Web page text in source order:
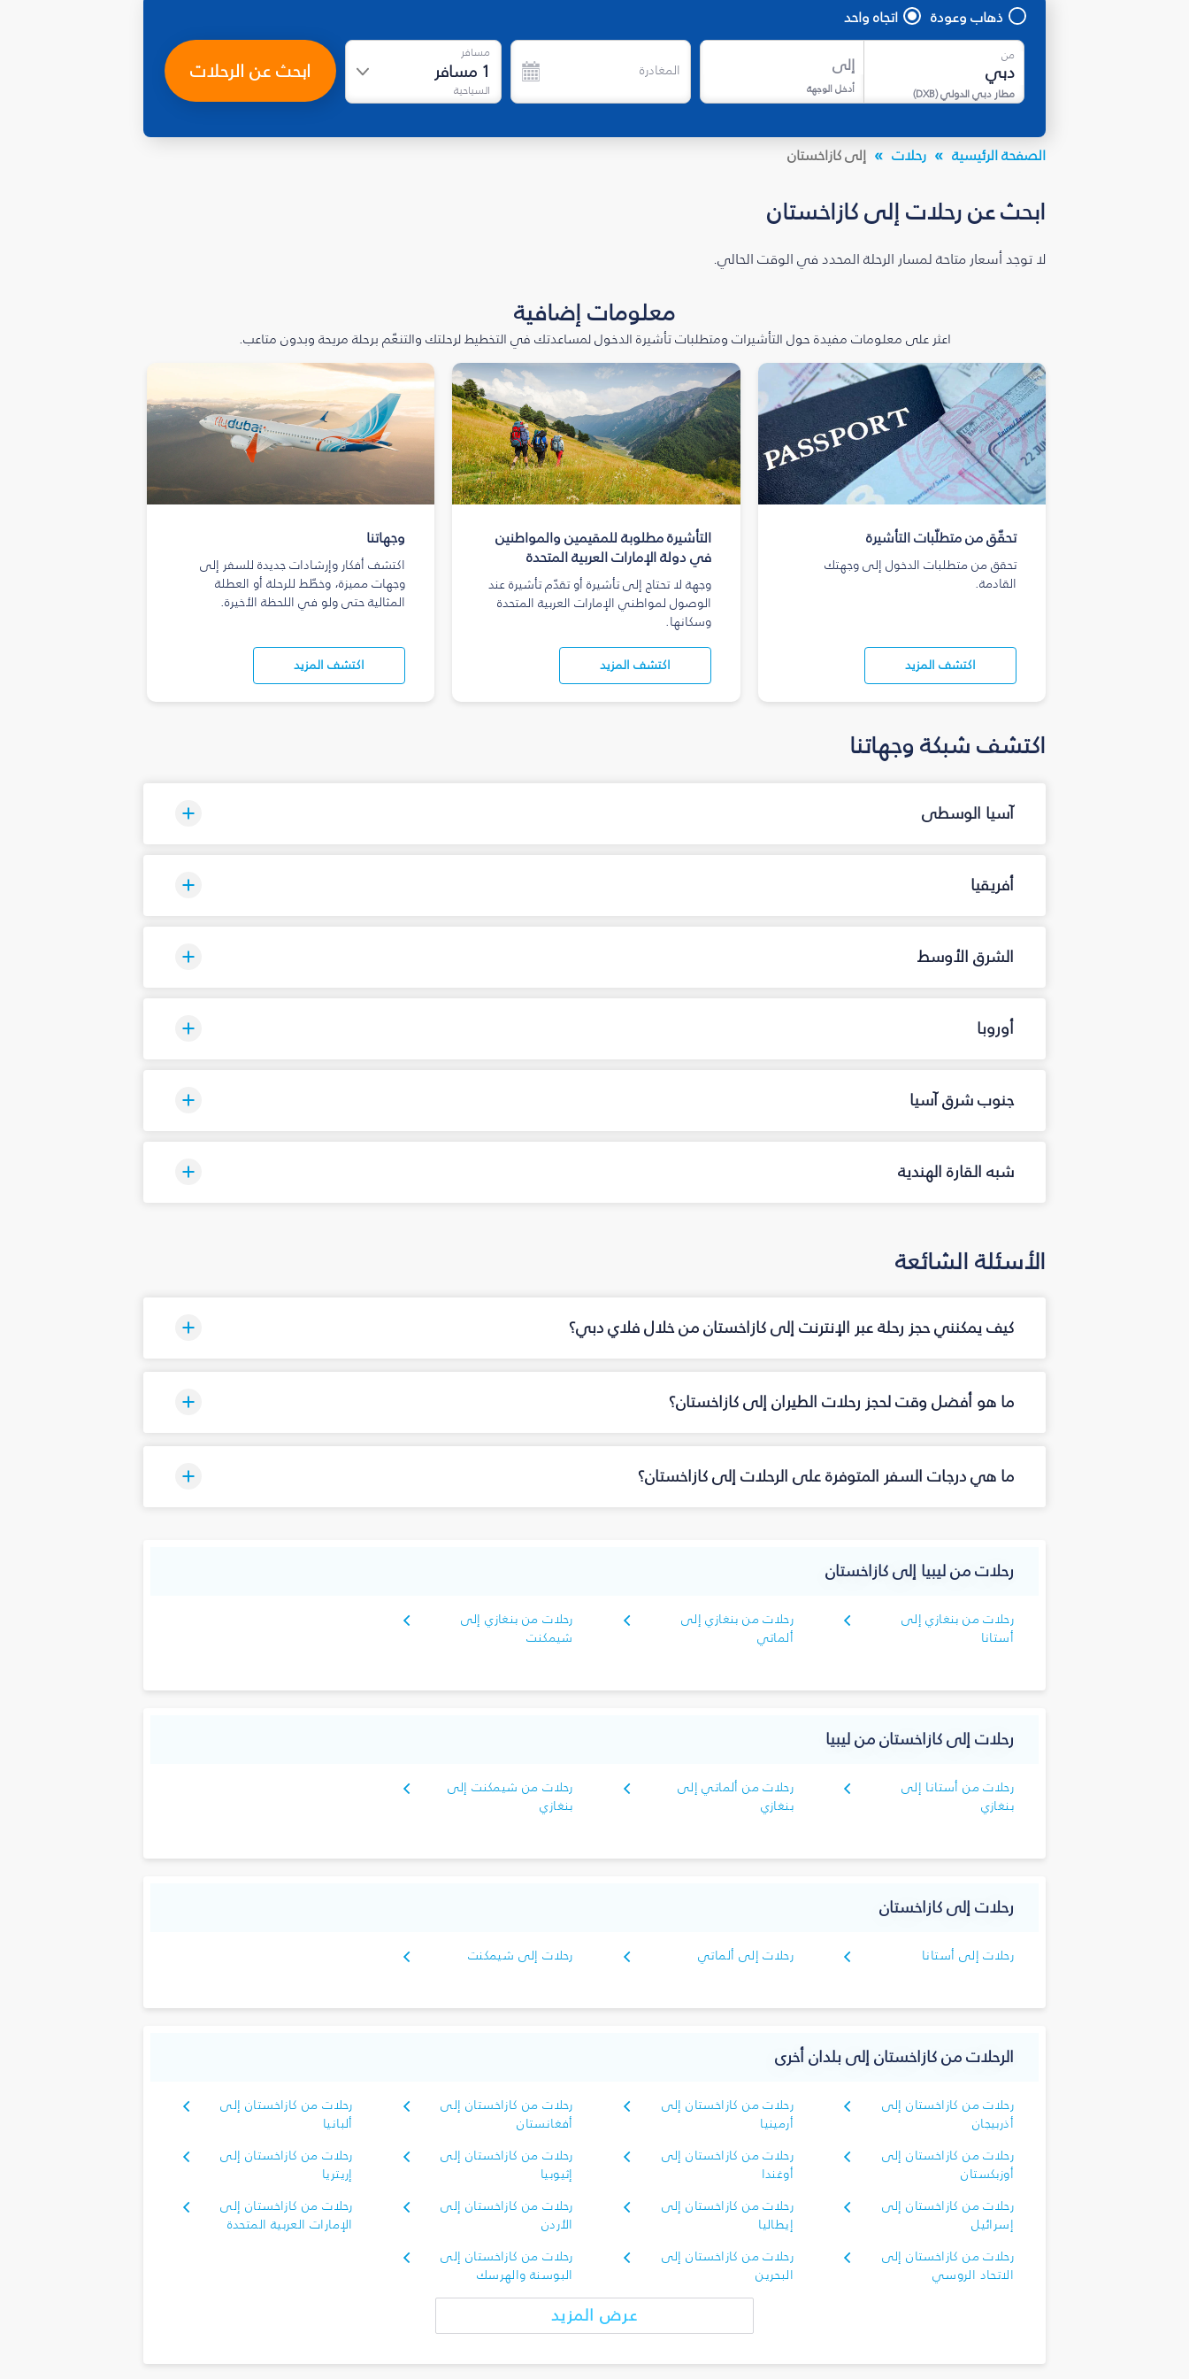
ذهاب وعودة اتجاه واحد
من
مطار دبي الدولي(
DXB
)
إلى
أدخل الوجهة
المغادرة
مسافر
1 مسافر
السياحية
ابحث عن الرحلات
الصفحة الرئيسية رحلات إلى كازاخستان
ابحث عن رحلات إلى كازاخستان
لا توجد أسعار متاحة لمسار الرحلة المحدد في الوقت الحالي.
معلومات إضافية
اعثر على معلومات مفيدة حول التأشيرات ومتطلبات تأشيرة الدخول لمساعدتك في التخطيط لرحلتك والتنعّم برحلة مريحة وبدون متاعب.
تحقّق من متطلّبات التأشيرة
تحقق من متطلبات الدخول إلى وجهتك
القادمة.
اكتشف المزيد
التأشيرة مطلوبة للمقيمين والمواطنين
في دولة الإمارات العربية المتحدة
وجهة لا تحتاج إلى تأشيرة أو تقدّم تأشيرة عند
الوصول لمواطني الإمارات العربية المتحدة
وسكانها.
اكتشف المزيد
وجهاتنا
اكتشف أفكار وإرشادات جديدة للسفر إلى
وجهات مميزة، وخطّط للرحلة أو العطلة
المثالية حتى ولو في اللحظة الأخيرة.
اكتشف المزيد
اكتشف شبكة وجهاتنا
آسيا الوسطى
أفريقيا
الشرق الأوسط
أوروبا
جنوب شرق آسيا
شبه القارة الهندية
الأسئلة الشائعة
كيف يمكنني حجز رحلة عبر الإنترنت إلى كازاخستان من خلال فلاي دبي؟
ما هو أفضل وقت لحجز رحلات الطيران إلى كازاخستان؟
ما هي درجات السفر المتوفرة على الرحلات إلى كازاخستان؟
رحلات من ليبيا إلى كازاخستان
رحلات من بنغازي إلى
أستانا
رحلات من بنغازي إلى
ألماتي
رحلات من بنغازي إلى
شيمكنت
رحلات إلى كازاخستان من ليبيا
رحلات من أستانا إلى
بنغازي
رحلات من ألماتي إلى
بنغازي
رحلات من شيمكنت إلى
بنغازي
رحلات إلى كازاخستان
رحلات إلى أستانا رحلات إلى ألماتي رحلات إلى شيمكنت
الرحلات من كازاخستان إلى بلدان أخرى
رحلات من كازاخستان إلى
أذربيجان
رحلات من كازاخستان إلى
أرمينيا
رحلات من كازاخستان إلى
أفغانستان
رحلات من كازاخستان إلى
ألبانيا
رحلات من كازاخستان إلى
أوزبكستان
رحلات من كازاخستان إلى
أوغندا
رحلات من كازاخستان إلى
إثيوبيا
رحلات من كازاخستان إلى
إريتريا
رحلات من كازاخستان إلى
إسرائيل
رحلات من كازاخستان إلى
إيطاليا
رحلات من كازاخستان إلى
الأردن
رحلات من كازاخستان إلى
الإمارات العربية المتحدة
رحلات من كازاخستان إلى
الاتحاد الروسي
رحلات من كازاخستان إلى
البحرين
رحلات من كازاخستان إلى
البوسنة والهرسك
عرض المزيد